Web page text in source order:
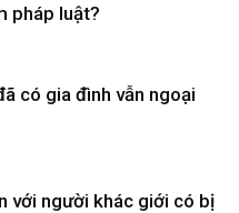
pháp luật?
có gia đình vẫn ngoại
với người khác giới có bị